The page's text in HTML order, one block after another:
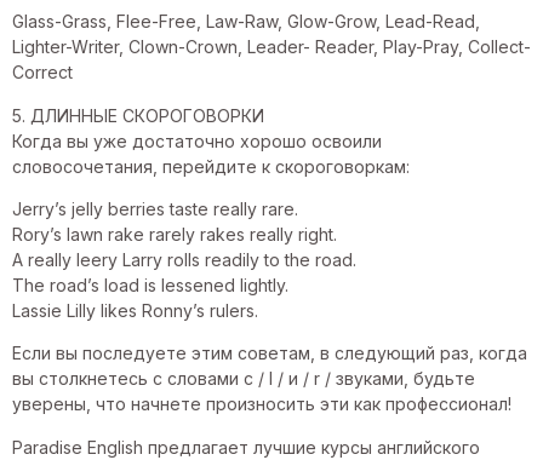
Glass-Grass, Flee-Free, Law-Raw, Glow-Grow, Lead-Read,
Lighter-Writer, Clown-Crown, Leader- Reader, Play-Pray, Collect-
Correct
5. ДЛИННЫЕ СКОРОГОВОРКИ
Когда вы уже достаточно хорошо освоили
словосочетания, перейдите к скороговоркам:
Jerry’s jelly berries taste really rare.
Rory’s lawn rake rarely rakes really right.
A really leery Larry rolls readily to the road.
The road’s load is lessened lightly.
Lassie Lilly likes Ronny’s rulers.
Если вы последуете этим советам, в следующий раз, когда
вы столкнетесь с словами с / l / и / r / звуками, будьте
уверены, что начнете произносить эти как профессионал!
Paradise English предлагает лучшие курсы английского